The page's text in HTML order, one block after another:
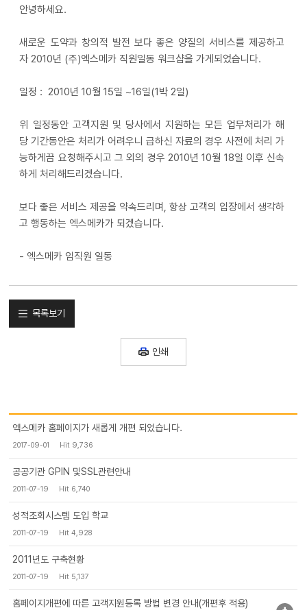
안녕하세요.
새로운 도약과 창의적 발전 보다 좋은 양질의 서비스를 제공하고
자 2010년 (주)엑스메카 직원일동 워크샵을 가게되었습니다.
일정 : 2010년 10월 15일 ~16일(1박 2일)
위 일정동안 고객지원 및 당사에서 지원하는 모든 업무처리가 해
당 기간동안은 처리가 어려우니 급하신 자료의 경우 사전에 처리 가
능하게끔 요청해주시고 그 외의 경우 2010년 10월 18일 이후 신속
하게 처리해드리겠습니다.
보다 좋은 서비스 제공을 약속드리며, 항상 고객의 입장에서 생각하
고 행동하는 엑스메카가 되겠습니다.
- 엑스메카 임직원 일동
목록보기
인쇄
엑스메카 홈페이지가 새롭게 개편 되었습니다.
2017-09-01 Hit 9,736
공공기관 GPIN 및SSL관련안내
2011-07-19 Hit 6,740
성적조회시스템 도입 학교
2011-07-19 Hit 4,928
2011년도 구축현황
2011-07-19 Hit 5,137
홈페이지개편에 따른 고객지원등록 방법 변경 안내(개편후 적용)